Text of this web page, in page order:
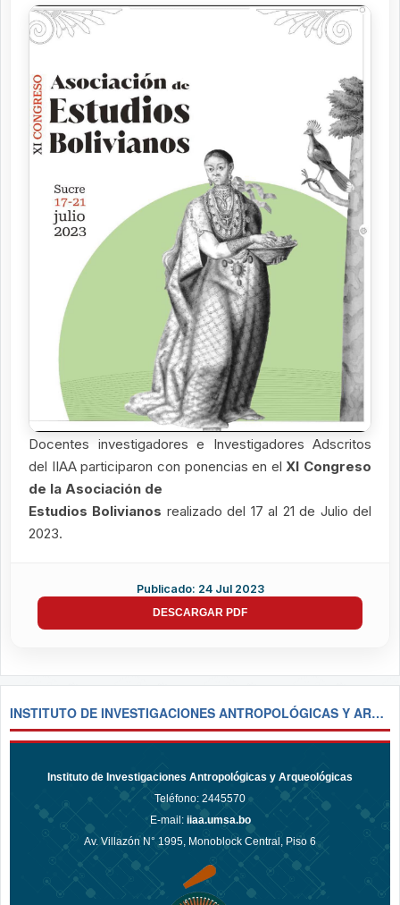
Docentes investigadores e Investigadores Adscritos
del IIAA participaron con ponencias en elXI Congreso
de la Asociación de
Estudios Bolivianos realizado del 17 al 21 de Julio del
2023.
Publicado: 24 Jul 2023
DESCARGAR PDF
INSTITUTO DE INVESTIGACIONES ANTROPOLÓGICAS Y ARQUEOLÓGICAS
Instituto de Investigaciones Antropológicas y Arqueológicas
Teléfono: 2445570
E-mail: iiaa.umsa.bo
Av. Villazón N° 1995, Monoblock Central, Piso 6